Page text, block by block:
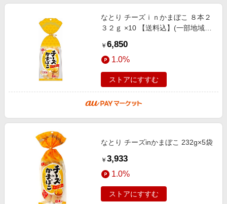
なとり チーズｉｎかまぼこ ８本２
３２ｇ ×10 【送料込】(一部地域別
￥ 6,850
1.0%
ストアにすすむ
なとり チーズinかまぼこ 232g×5袋
￥ 3,933
1.0%
ストアにすすむ